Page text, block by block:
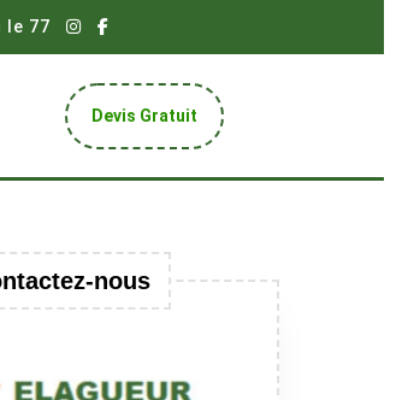
le 77
Devis Gratuit Get
A
nous